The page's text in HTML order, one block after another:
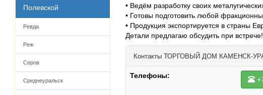
Полевской
Ревда
Реж
Серов
Среднеуральск
• Ведём разработку своих
• Готовы подготовить любой
• Продукция экспортируется в страны
Детали предлагаю обсудить при
Контакты ТОРГОВЫЙ ДОМ КАМЕНСК-
Телефоны: